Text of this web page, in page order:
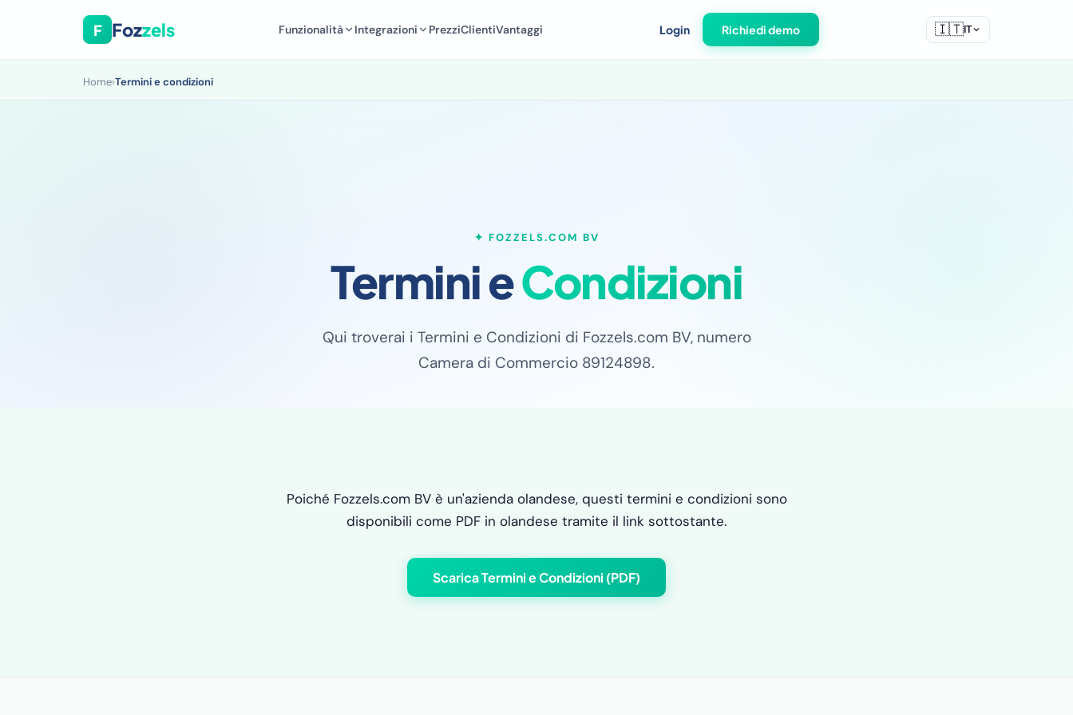
F Fozzels Funzionalità Integrazioni PrezziClientiVantaggi Login Richiedi demo 🇮🇹 IT
Home›Termini e condizioni
✦ FOZZELS.COM BV
Termini eCondizioni
Qui troverai i Termini e Condizioni di Fozzels.com BV, numero
Camera di Commercio 89124898.
Poiché Fozzels.com BV è un'azienda olandese, questi termini e condizioni sono
disponibili come PDF in olandese tramite il link sottostante.
Scarica Termini e Condizioni (PDF)